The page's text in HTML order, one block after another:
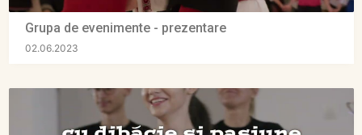
Grupa de evenimente - prezentare
02.06.2023